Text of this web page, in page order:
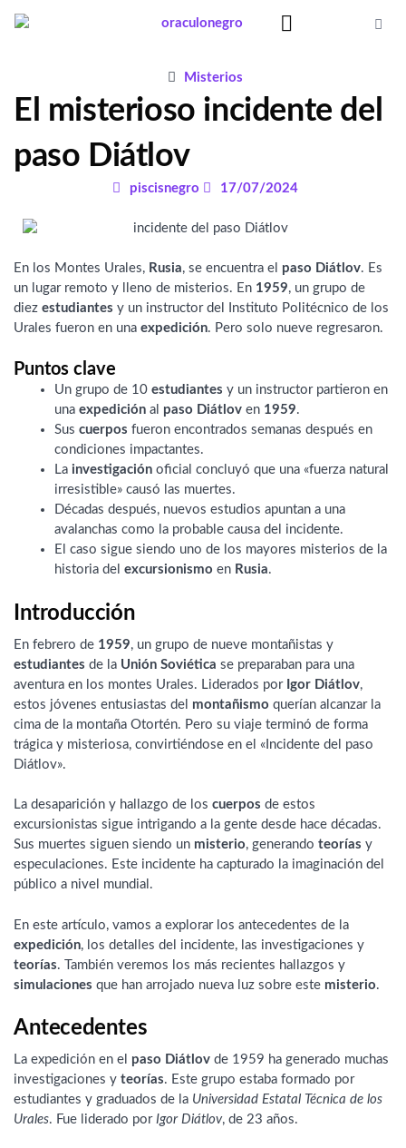
Misterios
El misterioso incidente del
paso Diátlov
piscisnegro 17/07/2024
En los Montes Urales, Rusia, se encuentra el paso Diátlov. Es
un lugar remoto y lleno de misterios. En 1959, un grupo de
diez estudiantes y un instructor del Instituto Politécnico de los
Urales fueron en una expedición. Pero solo nueve regresaron.
Puntos clave
Un grupo de 10 estudiantes y un instructor partieron en
una expedición al paso Diátlov en 1959.
Sus cuerpos fueron encontrados semanas después en
condiciones impactantes.
La investigación oficial concluyó que una «fuerza natural
irresistible» causó las muertes.
Décadas después, nuevos estudios apuntan a una
avalanchas como la probable causa del incidente.
El caso sigue siendo uno de los mayores misterios de la
historia del excursionismo en Rusia.
Introducción
En febrero de 1959, un grupo de nueve montañistas y
estudiantes de la Unión Soviética se preparaban para una
aventura en los montes Urales. Liderados por Igor Diátlov,
estos jóvenes entusiastas del montañismo querían alcanzar la
cima de la montaña Otortén. Pero su viaje terminó de forma
trágica y misteriosa, convirtiéndose en el «Incidente del paso
Diátlov».
La desaparición y hallazgo de los cuerpos de estos
excursionistas sigue intrigando a la gente desde hace décadas.
Sus muertes siguen siendo un misterio, generando teorías y
especulaciones. Este incidente ha capturado la imaginación del
público a nivel mundial.
En este artículo, vamos a explorar los antecedentes de la
expedición, los detalles del incidente, las investigaciones y
teorías. También veremos los más recientes hallazgos y
simulaciones que han arrojado nueva luz sobre este misterio.
Antecedentes
La expedición en el paso Diátlov de 1959 ha generado muchas
investigaciones y teorías. Este grupo estaba formado por
estudiantes y graduados de la Universidad Estatal Técnica de los
Urales. Fue liderado por Igor Diátlov, de 23 años.